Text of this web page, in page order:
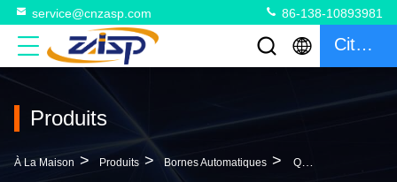
service@cnzasp.com 86-138-10893981
Citation
Produits
À La Maison > Produits > Bornes Automatiques > Q345 Bollards Automatiques À Télécommande K4 Pour L'anti-Terrorisme Testés Par Choc En Acier Au Carbone